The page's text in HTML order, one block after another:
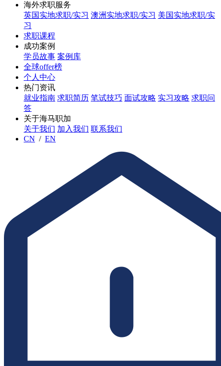
海外求职服务
英国实地求职/实习 澳洲实地求职/实习 美国实地求职/实
习
求职课程
成功案例
学员故事 案例库
全球offer榜
个人中心
热门资讯
就业指南 求职简历 笔试技巧 面试攻略 实习攻略 求职问
答
关于海马职加
关于我们 加入我们 联系我们
CN / EN